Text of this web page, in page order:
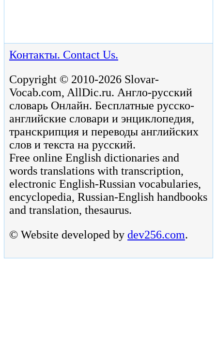
Контакты. Contact Us.
Copyright © 2010-2026 Slovar-
Vocab.com, AllDic.ru. Англо-русский
словарь Онлайн. Бесплатные русско-
английские словари и энциклопедия,
транскрипция и переводы английских
слов и текста на русский.
Free online English dictionaries and
words translations with transcription,
electronic English-Russian vocabularies,
encyclopedia, Russian-English handbooks
and translation, thesaurus.
© Website developed by dev256.com.